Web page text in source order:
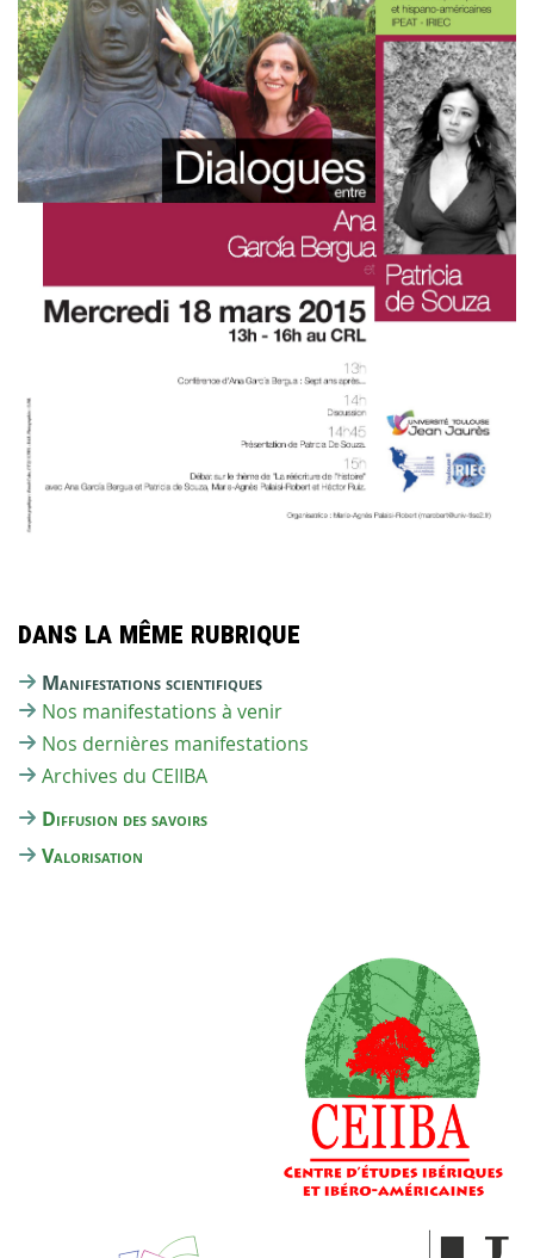
Dans la même rubrique
Manifestations scientifiques
Nos manifestations à venir
Nos dernières manifestations
Archives du CEIIBA
Diffusion des savoirs
Valorisation